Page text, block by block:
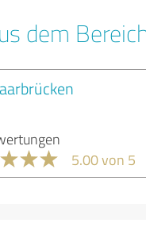
dem
5.00 von 5